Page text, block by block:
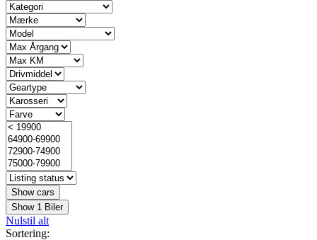
Show 1 Biler
Nulstil alt
Sortering: